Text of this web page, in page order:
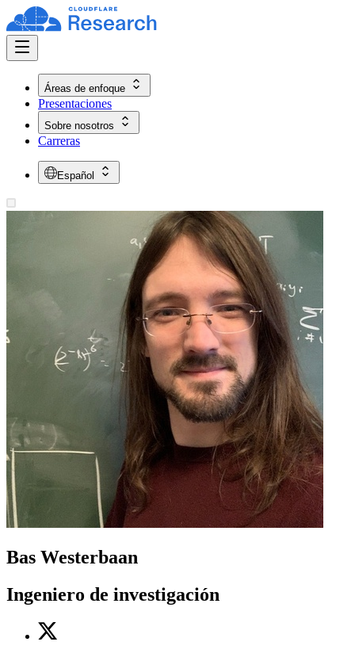
Áreas de enfoque
Presentaciones
Sobre nosotros
Carreras
Español
Bas Westerbaan
Ingeniero de investigación